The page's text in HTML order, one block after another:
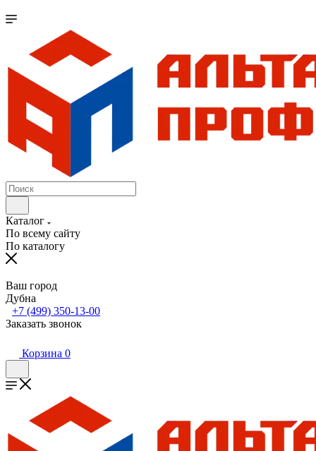
Каталог
По всему сайту
По каталогу
Ваш город
Дубна
+7 (499) 350-13-00
Заказать звонок
Корзина 0